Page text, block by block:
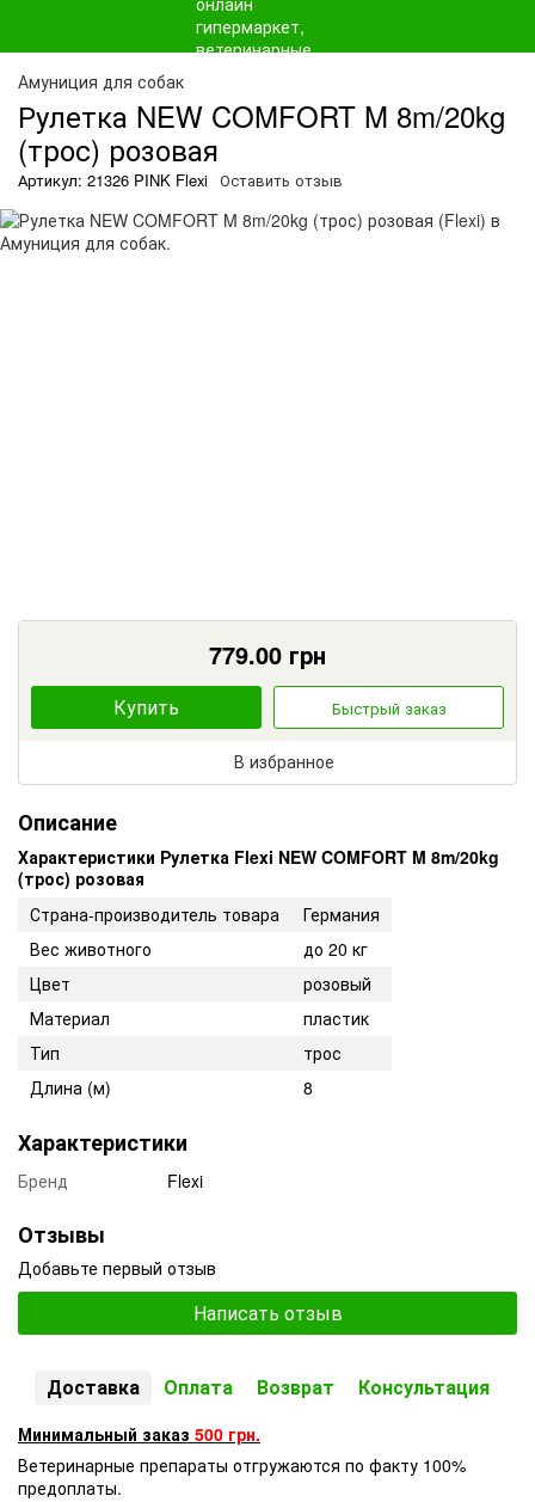
Амуниция для собак
Рулетка NEW COMFORT M 8m/20kg
(трос) розовая
Артикул: 21326 PINK Flexi Оставить отзыв
779.00 грн
Купить Быстрый заказ
В избранное
Описание
Характеристики Рулетка Flexi NEW COMFORT M 8m/20kg
(трос) розовая
Страна-производитель товара
Германия
Вес животного
до 20 кг
Цвет
розовый
Материал
пластик
Тип
трос
Длина (м)
8
Характеристики
Бренд Flexi
Отзывы
Добавьте первый отзыв
Написать отзыв
Доставка Оплата Возврат Консультация
Минимальный заказ 500 грн.
Ветеринарные препараты отгружаются по факту 100%
предоплаты.